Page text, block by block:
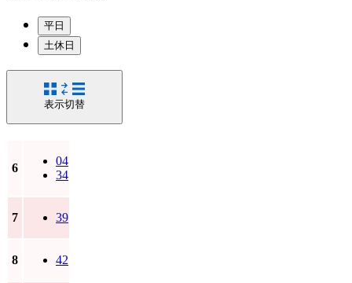
平日
土休日
表示切替
6
04
34
7 39
8 42